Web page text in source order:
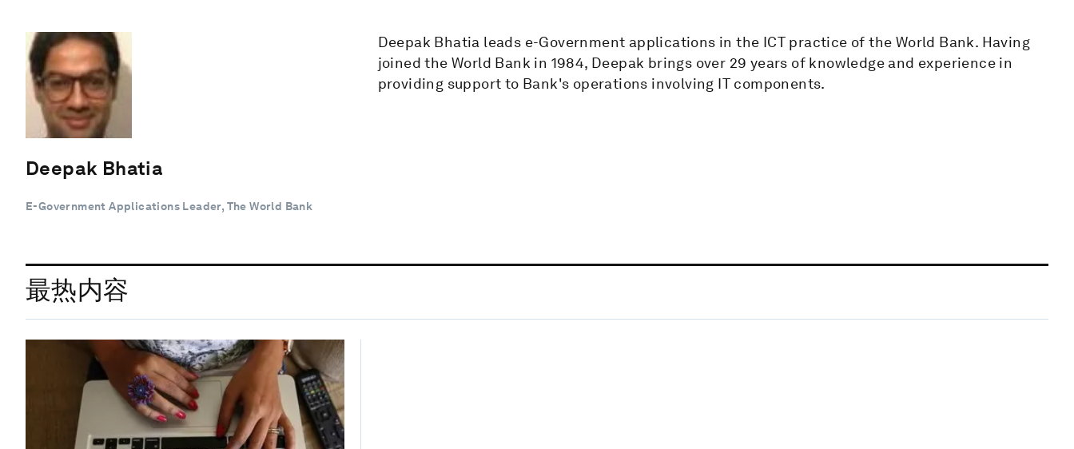
Deepak Bhatia
E-Government Applications Leader, The World Bank
Deepak Bhatia leads e-Government applications in the ICT practice of the World Bank. Having
joined the World Bank in 1984, Deepak brings over 29 years of knowledge and experience in
providing support to Bank's operations involving IT components.
最热内容